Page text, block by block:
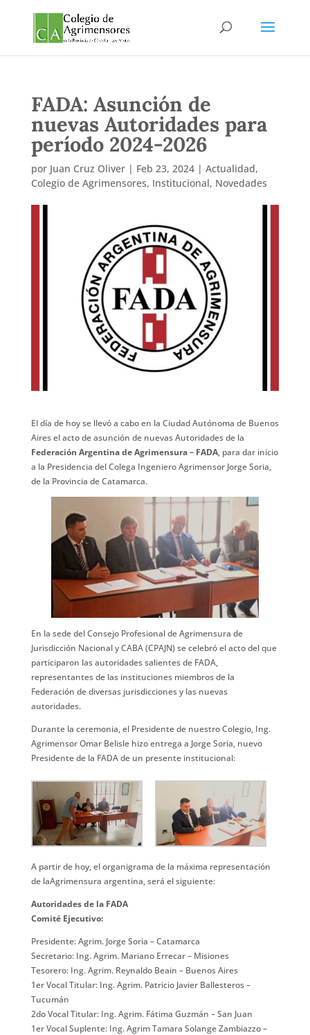
FADA: Asunción de
nuevas Autoridades para
período 2024-2026
por Juan Cruz Oliver| Feb 23, 2024| Actualidad,
Colegio de Agrimensores, Institucional, Novedades
El día de hoy se llevó a cabo en la Ciudad Autónoma de Buenos
Aires el acto de asunción de nuevas Autoridades de la
Federación Argentina de Agrimensura – FADA, para dar inicio
a la Presidencia del Colega Ingeniero Agrimensor Jorge Soria,
de la Provincia de Catamarca.
En la sede del Consejo Profesional de Agrimensura de
Jurisdicción Nacional y CABA (CPAJN) se celebró el acto del que
participaron las autoridades salientes de FADA,
representantes de las instituciones miembros de la
Federación de diversas jurisdicciones y las nuevas
autoridades.
Durante la ceremonia, el Presidente de nuestro Colegio, Ing.
Agrimensor Omar Belisle hizo entrega a Jorge Soria, nuevo
Presidente de la FADA de un presente institucional:
A partir de hoy, el organigrama de la máxima representación
de laAgrimensura argentina, será el siguiente:
Autoridades de la FADA
Comité Ejecutivo:
Presidente: Agrim. Jorge Soria – Catamarca
Secretario: Ing. Agrim. Mariano Errecar – Misiones
Tesorero: Ing. Agrim. Reynaldo Beain – Buenos Aires
1er Vocal Titular: Ing. Agrim. Patricio Javier Ballesteros –
Tucumán
2do Vocal Titular: Ing. Agrim. Fátima Guzmán – San Juan
1er Vocal Suplente: Ing. AgrimTamara Solange Zambiazzo –